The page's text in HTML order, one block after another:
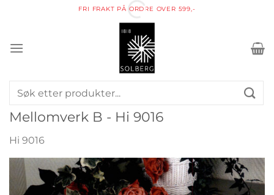
FRI FRAKT PÅ ORDRE OVER 599,-
Søk
etter:
Mellomverk B - Hi 9016
Hi 9016